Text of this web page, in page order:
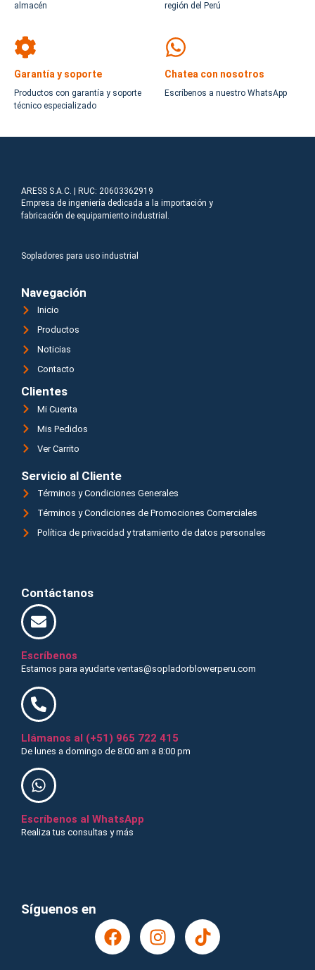
almacén
región del Perú
Garantía y soporte
Productos con garantía y soporte
técnico especializado
Chatea con nosotros
Escríbenos a nuestro WhatsApp
ARESS S.A.C. | RUC: 20603362919
Empresa de ingeniería dedicada a la importación y
fabricación de equipamiento industrial.
Sopladores para uso industrial
Navegación
Inicio
Productos
Noticias
Contacto
Clientes
Mi Cuenta
Mis Pedidos
Ver Carrito
Servicio al Cliente
Términos y Condiciones Generales
Términos y Condiciones de Promociones Comerciales
Política de privacidad y tratamiento de datos personales
Contáctanos
Escríbenos
Estamos para ayudarte ventas@sopladorblowerperu.com
Llámanos al (+51) 965 722 415
De lunes a domingo de 8:00 am a 8:00 pm
Escríbenos al WhatsApp
Realiza tus consultas y más
Síguenos en